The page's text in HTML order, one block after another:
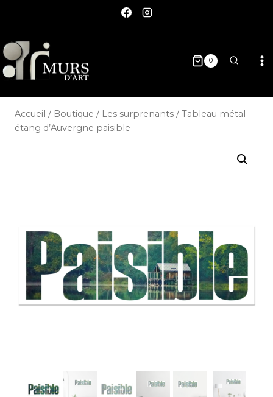
0
Accueil / Boutique / Les surprenants / Tableau métal
étang d’Auvergne paisible